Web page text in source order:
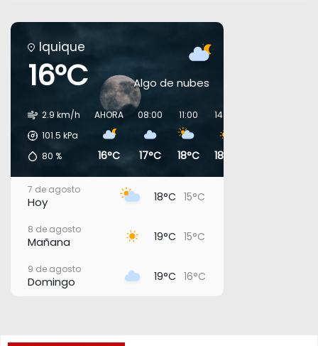
Iquique
16°C Algo de nubes
2.9 km/h
101.5 kPa
80 %
AHORA
16°C
08:00
17°C
11:00
18°C
14:00
18°C
7 de agosto
Hoy 18°C 15°C
8 de agosto
Mañana 19°C 15°C
9 de agosto
Domingo 19°C 16°C